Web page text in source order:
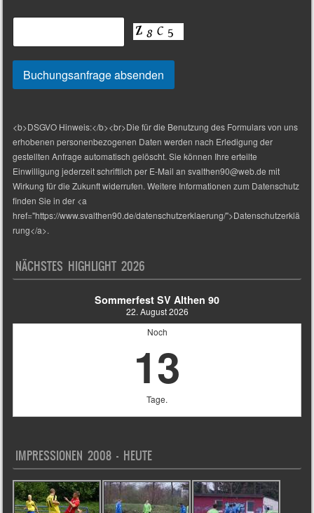
<b>DSGVO Hinweis:</b><br>Die für die Benutzung des Formulars von uns
erhobenen personenbezogenen Daten werden nach Erledigung der
gestellten Anfrage automatisch gelöscht. Sie können Ihre erteilte
Einwilligung jederzeit schriftlich per E-Mail an svalthen90@web.de mit
Wirkung für die Zukunft widerrufen. Weitere Informationen zum Datenschutz
finden Sie in der <a
href="https://www.svalthen90.de/datenschutzerklaerung/">Datenschutzerklä
rung</a>.
NÄCHSTES HIGHLIGHT 2026
Sommerfest SV Althen 90
22. August 2026
Noch
13
Tage.
IMPRESSIONEN 2008 – HEUTE